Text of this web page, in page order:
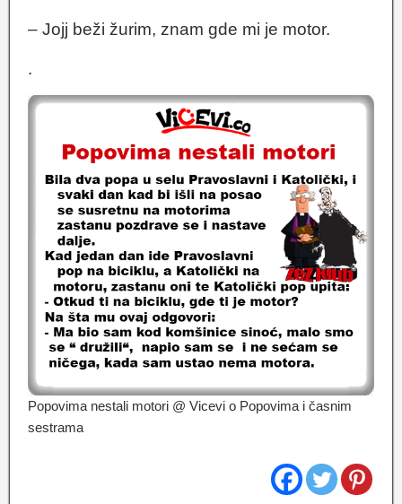
– Jojj beži žurim, znam gde mi je motor.
.
Popovima nestali motori @ Vicevi o Popovima i časnim
sestrama